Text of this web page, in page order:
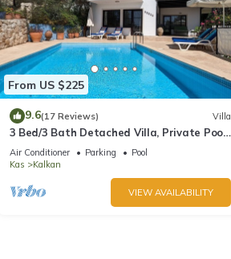
From US $225
9.6(17 Reviews) Villa
3 Bed/3 Bath Detached Villa, Private Pool,
Fantastic Views, 5 min walk to town
Air Conditioner Parking
Pool
Kas
Kalkan
VIEW AVAILABILITY